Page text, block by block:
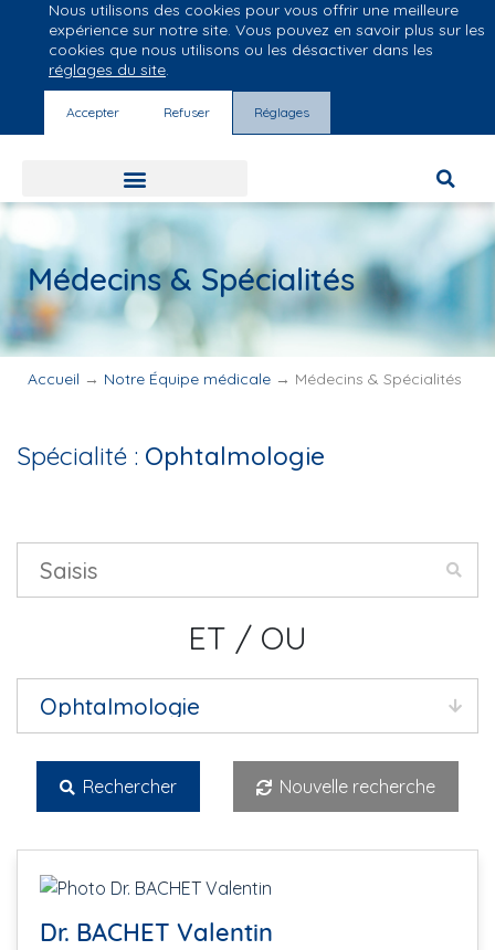
Groupe Vivalto Santé
Entre nous, la vie
Médecins & Spécialités
Accueil → Notre Équipe médicale → Médecins & Spécialités
Spécialité : Ophtalmologie
ET / OU
Rechercher Nouvelle recherche
Dr. BACHET Valentin
Nous utilisons des cookies pour vous offrir une meilleure
expérience sur notre site. Vous pouvez en savoir plus sur les
cookies que nous utilisons ou les désactiver dans les
réglages du site.
Accepter Refuser Réglages